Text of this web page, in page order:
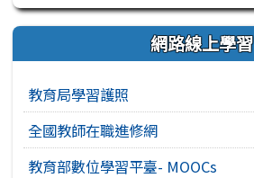
網路線上學習
教育局學習護照
全國教師在職進修網
教育部數位學習平臺- MOOCs